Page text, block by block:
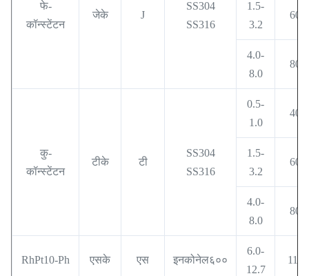
फे-
कॉन्स्टेंटन
जेके J
SS304
SS316
1.5-
3.2
600
4.0-
8.0
800
कु-
कॉन्स्टेंटन
टीके टी
SS304
SS316
0.5-
1.0
400
1.5-
3.2
600
4.0-
8.0
800
RhPt10-Ph एसके एस इनकोनेल६००
6.0-
12.7
1100